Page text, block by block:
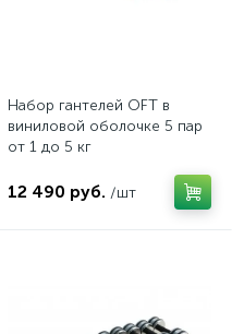
Набор гантелей OFT в
виниловой оболочке 5 пар
от 1 до 5 кг
12 490 руб. /шт